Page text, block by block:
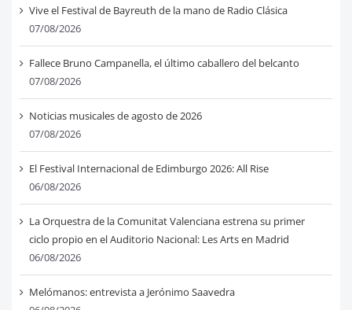
Vive el Festival de Bayreuth de la mano de Radio Clásica
07/08/2026
Fallece Bruno Campanella, el último caballero del belcanto
07/08/2026
Noticias musicales de agosto de 2026
07/08/2026
El Festival Internacional de Edimburgo 2026: All Rise
06/08/2026
La Orquestra de la Comunitat Valenciana estrena su primer
ciclo propio en el Auditorio Nacional: Les Arts en Madrid
06/08/2026
Melómanos: entrevista a Jerónimo Saavedra